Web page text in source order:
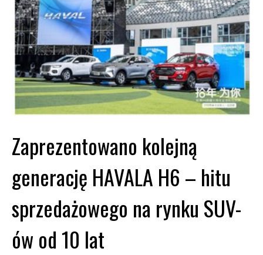
Zaprezentowano kolejną
generację HAVALA H6 – hitu
sprzedażowego na rynku SUV-
ów od 10 lat